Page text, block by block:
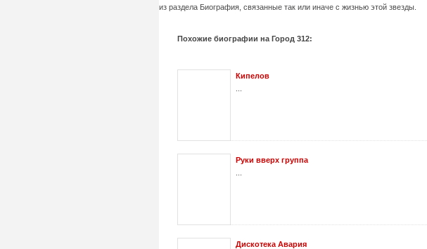
из раздела Биография, связанные так или иначе с жизнью этой звезды.
Похожие биографии на Город 312:
Кипелов
Руки вверх группа
Дискотека Авария